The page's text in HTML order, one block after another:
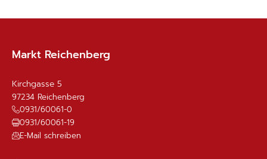
Markt Reichenberg
Kirchgasse 5
97234 Reichenberg
0931/60061-0
0931/60061-19
E-Mail schreiben